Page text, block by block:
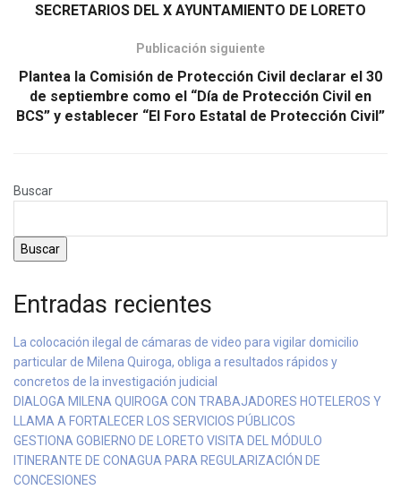
SECRETARIOS DEL X AYUNTAMIENTO DE LORETO
Publicación siguiente
Plantea la Comisión de Protección Civil declarar el 30
de septiembre como el “Día de Protección Civil en
BCS” y establecer “El Foro Estatal de Protección Civil”
Buscar
Buscar
Entradas recientes
La colocación ilegal de cámaras de video para vigilar domicilio
particular de Milena Quiroga, obliga a resultados rápidos y
concretos de la investigación judicial
DIALOGA MILENA QUIROGA CON TRABAJADORES HOTELEROS Y
LLAMA A FORTALECER LOS SERVICIOS PÚBLICOS
GESTIONA GOBIERNO DE LORETO VISITA DEL MÓDULO
ITINERANTE DE CONAGUA PARA REGULARIZACIÓN DE
CONCESIONES